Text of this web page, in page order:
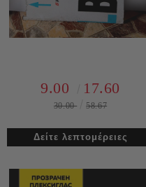
9.00 17.60
30.00 58.67
Δείτε λεπτομέρειες